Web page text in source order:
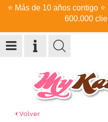
⭐ Más de 10 años contigo ⭐
600.000
Volver